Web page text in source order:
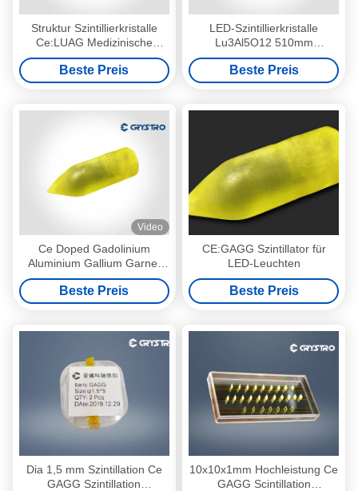
Struktur Szintillierkristalle
Ce:LUAG Medizinische
Bildgebungskristalle 8,5
Härte
Beste Preis
LED-Szintillierkristalle
Lu3Al5O12 510mm
Spitzenemissionszeit
Beste Preis
Video
Ce Doped Gadolinium
Aluminium Gallium Garnet
Ce GAGG Einkristall
Beste Preis
CE:GAGG Szintillator für
LED-Leuchten
Beste Preis
Dia 1,5 mm Szintillation Ce
GAGG Szintillation
10x10x1mm Hochleistung Ce
GAGG Scintillation